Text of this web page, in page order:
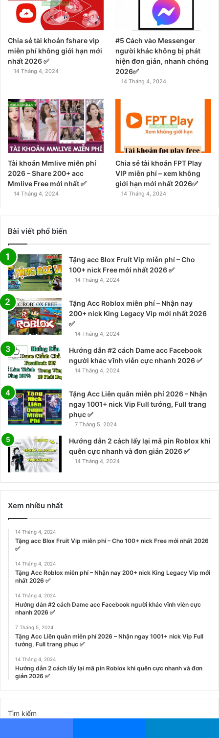
Chia sẻ tài khoản fshare vip
miễn phí không giới hạn mới
nhất 2026 ✅
14 Tháng 4, 2024
#5 Cách vào Messenger
người khác không bị phát
hiện đơn giản, nhanh chóng
2026✅
14 Tháng 4, 2024
Tài khoản Mmlive miễn phí
2026 – Share 200+ acc
Mmlive Free mới nhất ✅
14 Tháng 4, 2024
Chia sẻ tài khoản FPT Play
VIP miễn phí – xem không
giới hạn mới nhất 2026✅
14 Tháng 4, 2024
Bài viết phổ biến
Tặng acc Blox Fruit Vip miễn phí – Cho
100+ nick Free mới nhất 2026 ✅
14 Tháng 4, 2024
Tặng Acc Roblox miễn phí – Nhận nay
200+ nick King Legacy Vip mới nhất 2026
✅
14 Tháng 4, 2024
Hướng dẫn #2 cách Dame acc Facebook
người khác vĩnh viễn cực nhanh 2026 ✅
14 Tháng 4, 2024
Tặng Acc Liên quân miễn phí 2026 – Nhận
ngay 1001+ nick Vip Full tướng, Full trang
phục ✅
7 Tháng 5, 2024
Hướng dẫn 2 cách lấy lại mã pin Roblox khi
quên cực nhanh và đơn giản 2026 ✅
14 Tháng 4, 2024
Xem nhiều nhất
14 Tháng 4, 2024
Tặng acc Blox Fruit Vip miễn phí – Cho 100+ nick Free mới nhất 2026
✅
14 Tháng 4, 2024
Tặng Acc Roblox miễn phí – Nhận nay 200+ nick King Legacy Vip mới
nhất 2026 ✅
14 Tháng 4, 2024
Hướng dẫn #2 cách Dame acc Facebook người khác vĩnh viễn cực
nhanh 2026 ✅
7 Tháng 5, 2024
Tặng Acc Liên quân miễn phí 2026 – Nhận ngay 1001+ nick Vip Full
tướng, Full trang phục ✅
14 Tháng 4, 2024
Hướng dẫn 2 cách lấy lại mã pin Roblox khi quên cực nhanh và đơn
giản 2026 ✅
Tìm kiếm